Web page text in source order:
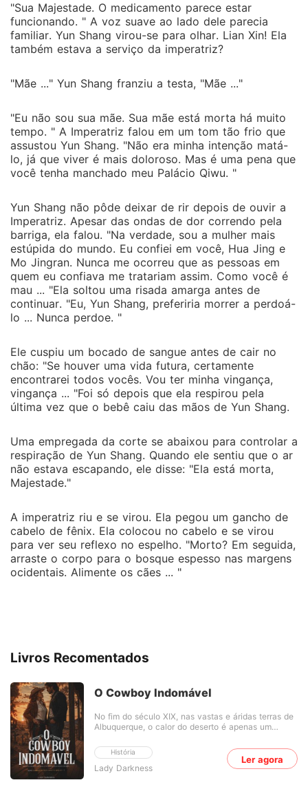
"Sua Majestade. O medicamento parece estar
funcionando. " A voz suave ao lado dele parecia
familiar. Yun Shang virou-se para olhar. Lian Xin! Ela
também estava a serviço da imperatriz?
"Mãe ..." Yun Shang franziu a testa, "Mãe ..."
"Eu não sou sua mãe. Sua mãe está morta há muito
tempo. " A Imperatriz falou em um tom tão frio que
assustou Yun Shang. "Não era minha intenção matá-
lo, já que viver é mais doloroso. Mas é uma pena que
você tenha manchado meu Palácio Qiwu. "
Yun Shang não pôde deixar de rir depois de ouvir a
Imperatriz. Apesar das ondas de dor correndo pela
barriga, ela falou. "Na verdade, sou a mulher mais
estúpida do mundo. Eu confiei em você, Hua Jing e
Mo Jingran. Nunca me ocorreu que as pessoas em
quem eu confiava me tratariam assim. Como você é
mau ... "Ela soltou uma risada amarga antes de
continuar. "Eu, Yun Shang, preferiria morrer a perdoá-
lo ... Nunca perdoe. "
Ele cuspiu um bocado de sangue antes de cair no
chão: "Se houver uma vida futura, certamente
encontrarei todos vocês. Vou ter minha vingança,
vingança ... "Foi só depois que ela respirou pela
última vez que o bebê caiu das mãos de Yun Shang.
Uma empregada da corte se abaixou para controlar a
respiração de Yun Shang. Quando ele sentiu que o ar
não estava escapando, ele disse: "Ela está morta,
Majestade."
A imperatriz riu e se virou. Ela pegou um gancho de
cabelo de fênix. Ela colocou no cabelo e se virou
para ver seu reflexo no espelho. "Morto? Em seguida,
arraste o corpo para o bosque espesso nas margens
ocidentais. Alimente os cães ... "
Livros Recomentados
O Cowboy Indomável
História
Lady Darkness
No fim do século XIX, nas vastas e áridas terras de
Albuquerque, o calor do deserto é apenas um
consome duas famílias rivais: os Hernández e os
Rodríguez. Poucos se lembram da origem da
desavença, perdida entre mortes, disputas por
Ler agora